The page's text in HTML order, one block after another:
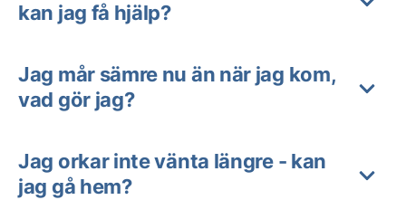
kan jag få hjälp?
Jag mår sämre nu än när jag kom,
vad gör jag?
Jag orkar inte vänta längre - kan
jag gå hem?